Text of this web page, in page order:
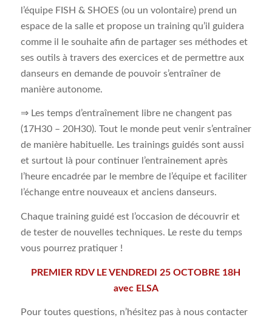
l’équipe FISH & SHOES (ou un volontaire) prend un
espace de la salle et propose un training qu’il guidera
comme il le souhaite afin de partager ses méthodes et
ses outils à travers des exercices et de permettre aux
danseurs en demande de pouvoir s’entraîner de
manière autonome.
⇒ Les temps d’entraînement libre ne changent pas
(17H30 – 20H30). Tout le monde peut venir s’entraîner
de manière habituelle. Les trainings guidés sont aussi
et surtout là pour continuer l’entrainement après
l’heure encadrée par le membre de l’équipe et faciliter
l’échange entre nouveaux et anciens danseurs.
Chaque training guidé est l’occasion de découvrir et
de tester de nouvelles techniques. Le reste du temps
vous pourrez pratiquer !
PREMIER RDV LE VENDREDI 25 OCTOBRE 18H
avec ELSA
Pour toutes questions, n’hésitez pas à nous contacter